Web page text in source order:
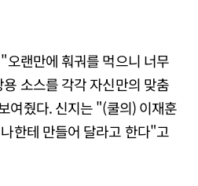
오랜만에 훠궈를 먹으니 너무
소스를 각각 자신만의 맞춤
여줬다. 신지는 "(쿨의) 이재훈
한테 만들어 달라고 한다"고